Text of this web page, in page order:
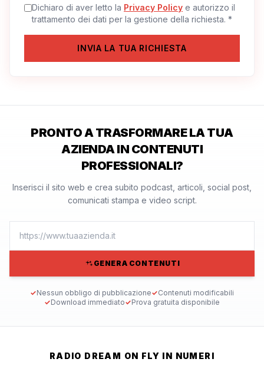
Dichiaro di aver letto la Privacy Policy e autorizzo il
trattamento dei dati per la gestione della richiesta. *
INVIA LA TUA RICHIESTA
PRONTO A TRASFORMARE LA TUA
AZIENDA IN CONTENUTI
PROFESSIONALI?
Inserisci il sito web e crea subito podcast, articoli, social post,
comunicati stampa e video script.
GENERA CONTENUTI
✓Nessun obbligo di pubblicazione✓Contenuti modificabili
✓Download immediato✓Prova gratuita disponibile
RADIO DREAM ON FLY IN NUMERI